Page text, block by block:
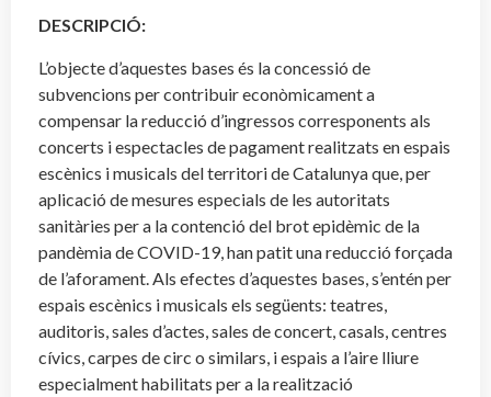
DESCRIPCIÓ:
L’objecte d’aquestes bases és la concessió de
subvencions per contribuir econòmicament a
compensar la reducció d’ingressos corresponents als
concerts i espectacles de pagament realitzats en espais
escènics i musicals del territori de Catalunya que, per
aplicació de mesures especials de les autoritats
sanitàries per a la contenció del brot epidèmic de la
pandèmia de COVID-19, han patit una reducció forçada
de l’aforament. Als efectes d’aquestes bases, s’entén per
espais escènics i musicals els següents: teatres,
auditoris, sales d’actes, sales de concert, casals, centres
cívics, carpes de circ o similars, i espais a l’aire lliure
especialment habilitats per a la realització